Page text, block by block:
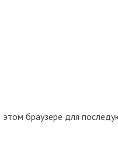
браузере для